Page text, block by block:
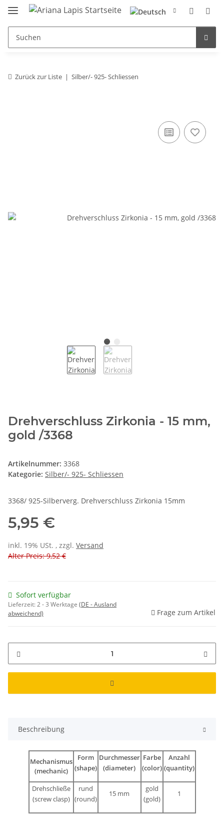
Zurück zur Liste Silber/- 925- Schliessen
Drehverschluss Zirkonia - 15 mm,
gold /3368
Artikelnummer: 3368
Kategorie: Silber/- 925- Schliessen
3368/ 925-Silberverg. Drehverschluss Zirkonia 15mm
5,95 €
inkl. 19% USt. , zzgl. Versand
Alter Preis: 9,52 €
Sofort verfügbar
Lieferzeit:2 - 3 Werktage (DE - Ausland
abweichend)
Frage zum Artikel
Beschreibung
Mechanismus
(mechanic)
Form
(shape)
Durchmesser
(diameter)
Farbe
(color)
Anzahl
(quantity)
Drehschließe
(screw clasp)
rund
(round)
15 mm
gold
(gold)
1